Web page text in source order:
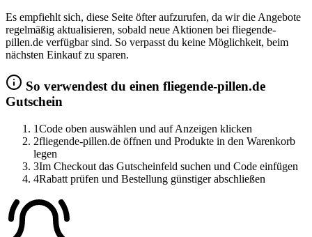
Es empfiehlt sich, diese Seite öfter aufzurufen, da wir die Angebote
regelmäßig aktualisieren, sobald neue Aktionen bei fliegende-
pillen.de verfügbar sind. So verpasst du keine Möglichkeit, beim
nächsten Einkauf zu sparen.
So verwendest du einen fliegende-pillen.de
Gutschein
1Code oben auswählen und auf Anzeigen klicken
2fliegende-pillen.de öffnen und Produkte in den Warenkorb
legen
3Im Checkout das Gutscheinfeld suchen und Code einfügen
4Rabatt prüfen und Bestellung günstiger abschließen